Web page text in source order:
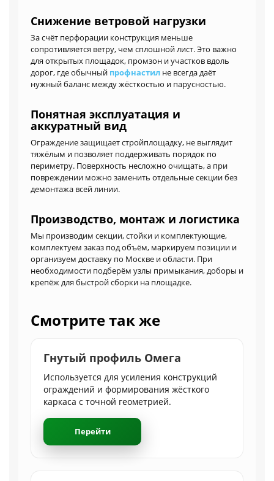
Снижение ветровой нагрузки
За счёт перфорации конструкция меньше
сопротивляется ветру, чем сплошной лист. Это важно
для открытых площадок, промзон и участков вдоль
дорог, где обычный профнастил не всегда даёт
нужный баланс между жёсткостью и парусностью.
Понятная эксплуатация и
аккуратный вид
Ограждение защищает стройплощадку, не выглядит
тяжёлым и позволяет поддерживать порядок по
периметру. Поверхность несложно очищать, а при
повреждении можно заменить отдельные секции без
демонтажа всей линии.
Производство, монтаж и логистика
Мы производим секции, стойки и комплектующие,
комплектуем заказ под объём, маркируем позиции и
организуем доставку по Москве и области. При
необходимости подберём узлы примыкания, доборы и
крепёж для быстрой сборки на площадке.
Смотрите так же
Гнутый профиль Омега
Используется для усиления конструкций
ограждений и формирования жёсткого
каркаса с точной геометрией.
Перейти